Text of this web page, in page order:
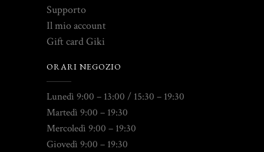
Supporto
Il mio account
Gift card Giki
ORARI NEGOZIO
Lunedì 9:00 – 13:00 / 15:30 – 19:30
Martedì 9:00 – 19:30
Mercoledì 9:00 – 19:30
Giovedì 9:00 – 19:30